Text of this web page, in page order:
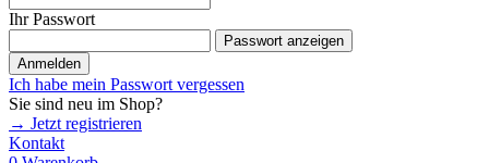
Ihr Passwort
Passwort anzeigen
Anmelden
Ich habe mein Passwort vergessen
Sie sind neu im Shop?
→ Jetzt registrieren
Kontakt